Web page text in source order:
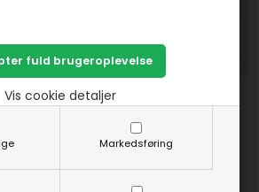
Markedsføring
Vis cookie detaljer
fra
Kai Proff. skrædder saks 11"/28
995,00DKK
SE MERE